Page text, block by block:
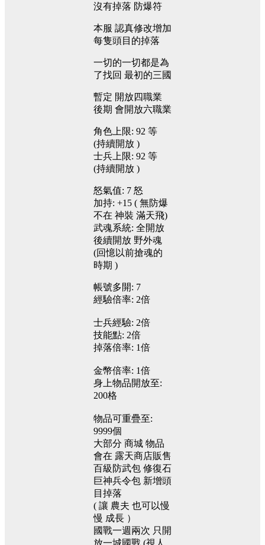
沒有掉落 防爆符
本服 認真修改增加
每隻頭目的掉落
一切的一切都是為
了找回 最初的三國
暫定 開放四職業
後期 會開放六職業
角色上限: 92 等
(持續開放 )
士兵上限: 92 等
(持續開放 )
怒氣值: 7 怒
加持: +15 ( 無防爆
不在 神裝 滿天飛)
武魂系統: 全開放
後續開放 野外魂
(回憶以前搶魂的
時期 )
帳號多開: 7
經驗倍率: 2倍
士兵經驗: 2倍
技能點: 2倍
掉落倍率: 1倍
金幣倍率: 1倍
身上物品開放至:
200格
物品可重疊至:
9999個
大部分 商城 物品
會在 露天商店販售
百級防武包 修復石
巨神兵令包 新增頭
目掉落
( 讓 農夫 也可以慢
慢 成長 ）
國戰一週兩次 只開